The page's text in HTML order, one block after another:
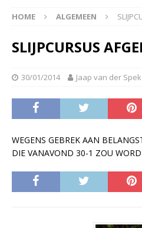
HOME ALGEMEEN
SLIJPCURSUS
30/01/2014 Jaap van der Spek
WEGENS GEBREK AAN
DIE VANAVOND 30-1 ZOU